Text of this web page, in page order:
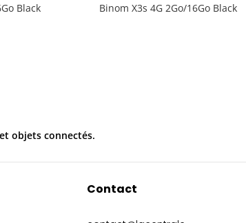
Black Binom X3s 4G 2Go/16Go Black
objets connectés.
Contact